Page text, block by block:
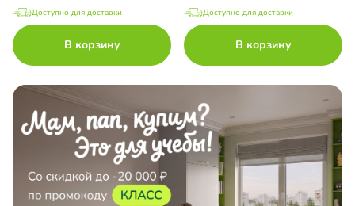
Доступно для доставки
В корзину
Доступно для доставки
В корзину